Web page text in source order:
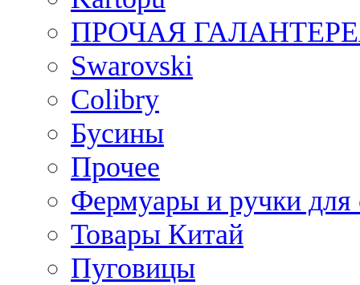
ПРОЧАЯ
Swarovski
Colibry
Бусины
Прочее
Фермуары и ручки для
Товары Китай
Пуговицы